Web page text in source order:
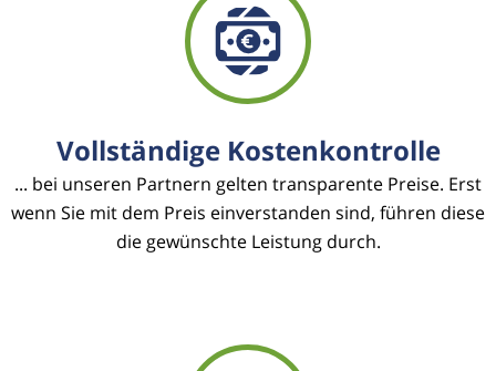
Vollständige Kostenkontrolle
... bei unseren Partnern gelten transparente Preise. Erst
wenn Sie mit dem Preis einverstanden sind, führen diese
die gewünschte Leistung durch.